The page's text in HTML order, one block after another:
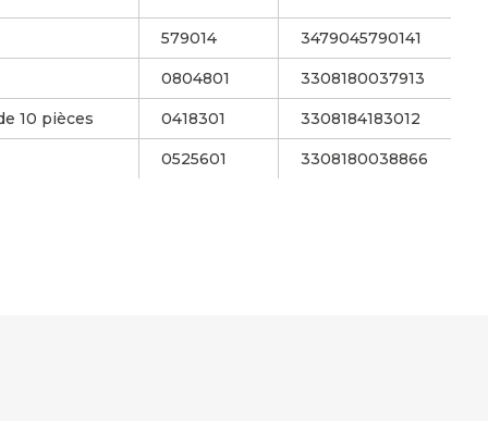
579014 3479045790141
0804801 3308180037913
10 pièces 0418301 3308184183012
0525601 3308180038866